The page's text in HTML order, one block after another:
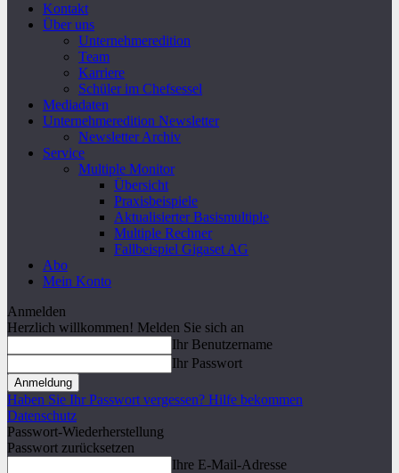
Kontakt
Über uns
Unternehmeredition
Team
Karriere
Schüler im Chefsessel
Mediadaten
Unternehmeredition Newsletter
Newsletter Archiv
Service
Multiple Monitor
Übersicht
Praxisbeispiele
Aktualisierter Basismultiple
Multiple Rechner
Fallbeispiel Gigaset AG
Abo
Mein Konto
Anmelden
Herzlich willkommen! Melden Sie sich an
Ihr Benutzername
Ihr Passwort
Haben Sie Ihr Passwort vergessen? Hilfe bekommen
Datenschutz
Passwort-Wiederherstellung
Passwort zurücksetzen
Ihre E-Mail-Adresse